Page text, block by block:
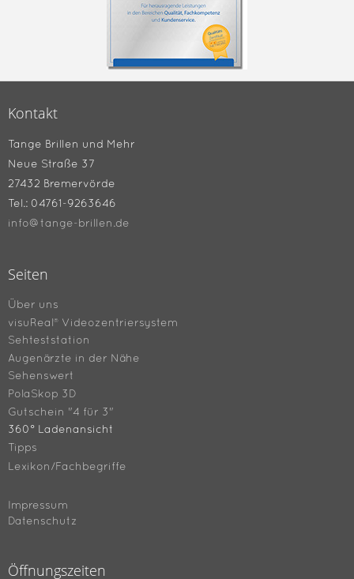
Kontakt
Tange Brillen und Mehr
Neue Straße 37
27432 Bremervörde
Tel.: 04761-9263646
info@tange-brillen.de
Seiten
Über uns
visuReal® Videozentriersystem
Sehteststation
Augenärzte in der Nähe
Sehenswert
PolaSkop 3D
Gutschein "4 für 3"
360° Ladenansicht
Tipps
Lexikon/Fachbegriffe
Impressum
Datenschutz
Öffnungszeiten